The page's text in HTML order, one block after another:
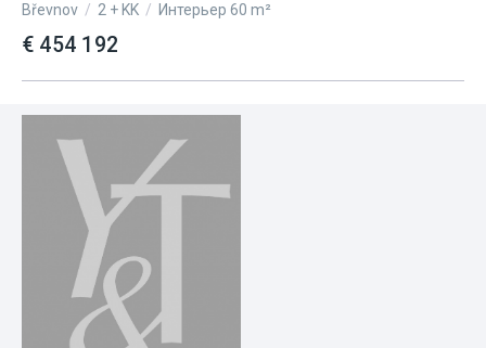
Břevnov / 2 + KK / Интерьер 60 m²
€ 454 192